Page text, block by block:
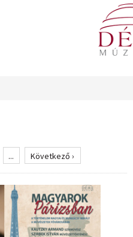
... Következő ›